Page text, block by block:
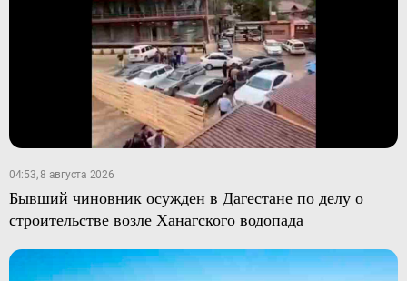
04:53, 8 августа 2026
Бывший чиновник осужден в Дагестане по делу о
строительстве возле Ханагского водопада